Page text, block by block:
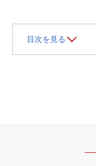
目次を見る